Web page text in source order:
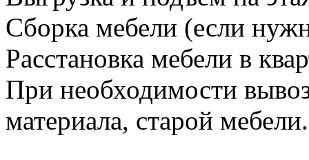
Сборка мебели (если
Расстановка мебели в
При необходимости
материала, старой мебели.